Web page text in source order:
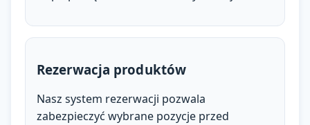
Rezerwacja produktów
Nasz system rezerwacji pozwala
zabezpieczyć wybrane pozycje przed